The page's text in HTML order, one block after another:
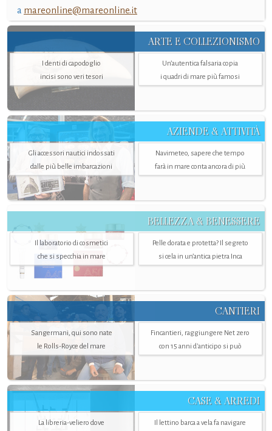
a mareonline@mareonline.it
ARTE E COLLEZIONISMO
I denti di capodoglio
incisi sono veri tesori
Un’autentica falsaria copia
i quadri di mare più famosi
AZIENDE & ATTIVITÀ
Gli accessori nautici indossati
dalle più belle imbarcazioni
Navimeteo, sapere che tempo
farà in mare conta ancora di più
BELLEZZA & BENESSERE
Il laboratorio di cosmetici
che si specchia in mare
Pelle dorata e protetta? Il segreto
si cela in un’antica pietra Inca
CANTIERI
Sangermani, qui sono nate
le Rolls-Royce del mare
Fincantieri, raggiungere Net zero
con 15 anni d'anticipo si può
CASE & ARREDI
La libreria-veliero dove
Il lettino barca a vela fa navigare